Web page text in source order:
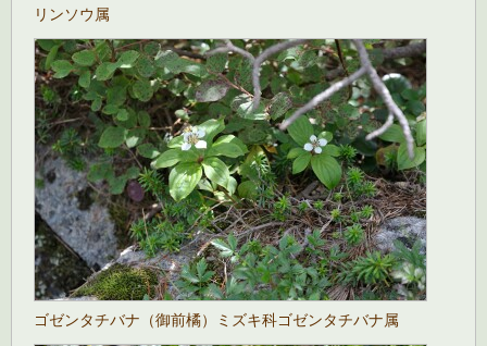
リンソウ属
ゴゼンタチバナ（御前橘）ミズキ科ゴゼンタチバナ属